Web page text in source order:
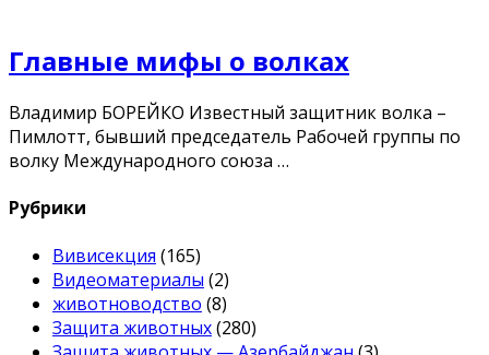
Главные мифы о волках
Владимир БОРЕЙКО Известный защитник волка –
Пимлотт, бывший председатель Рабочей группы по
волку Международного союза …
Рубрики
Вивисекция (165)
Видеоматериалы (2)
животноводство (8)
Защита животных(280)